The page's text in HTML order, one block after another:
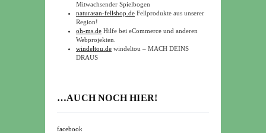
Mitwachsender Spielbogen
naturasan-fellshop.de Fellprodukte aus unserer
Region!
oh-ms.de Hilfe bei eCommerce und anderen
Webprojekten.
windeltou.de windeltou – MACH DEINS
DRAUS
…AUCH NOCH HIER!
facebook